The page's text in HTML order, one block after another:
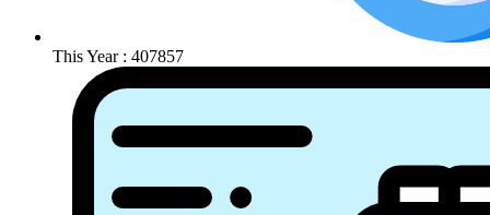
This Year : 407857